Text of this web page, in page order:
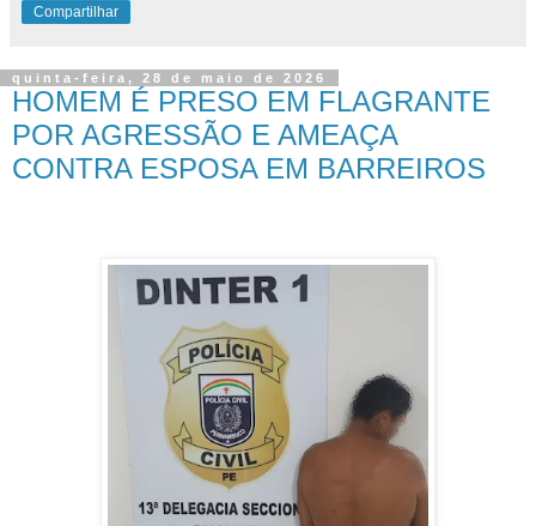
Compartilhar
quinta-feira, 28 de maio de 2026
HOMEM É PRESO EM FLAGRANTE
POR AGRESSÃO E AMEAÇA
CONTRA ESPOSA EM BARREIROS